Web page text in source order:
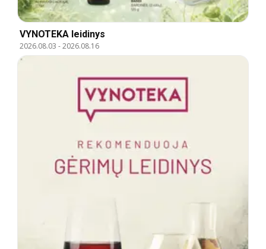
VYNOTEKA leidinys
2026.08.03 -2026.08.16